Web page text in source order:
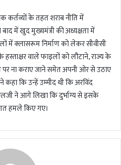
कर्तव्यों के तहत शराब नीति में
में खुद मुख्यमंत्री की अध्यक्षता में
में क्लासरूम निर्माण को लेकर सीवीसी
हस्ताक्षर वाले फाइलों को लौटाने, राज्य के
पर ना कराए जाने समेत अपनी ओर से उठाए
कि उन्हें उम्मीद थी कि अरविंद
ने आगे लिखा कि दुर्भाग्य से इसके
हमले किए गए।